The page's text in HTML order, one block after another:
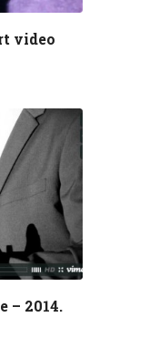
video
– 2014.